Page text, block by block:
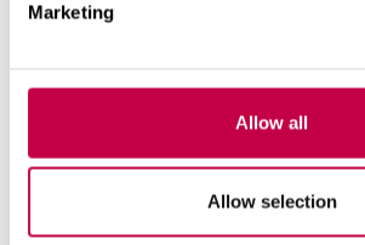
Marketing
Allow all
Allow selection
BIO­LAN TUU­LI­TUU­LE­TIN
jai­nen help­po...